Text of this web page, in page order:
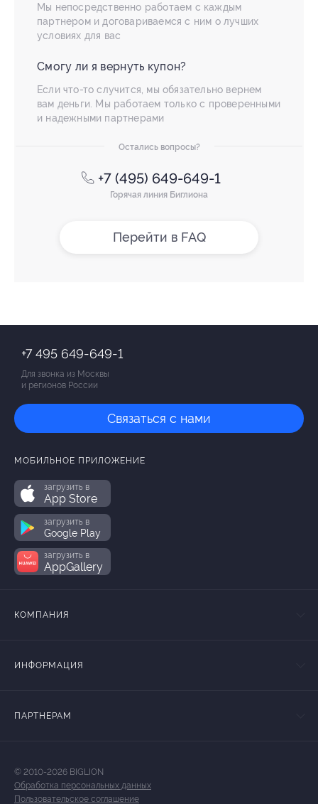
Мы непосредственно работаем с каждым
партнером и договариваемся с ним о лучших
условиях для вас
Смогу ли я вернуть купон?
Если что-то случится, мы обязательно вернем
вам деньги. Мы работаем только с проверенными
и надежными партнерами
Остались вопросы?
+7 (495) 649-649-1
Горячая линия Биглиона
Перейти в FAQ
+7 495 649-649-1
Для звонка из Москвы
и регионов России
Связаться с нами
МОБИЛЬНОЕ ПРИЛОЖЕНИЕ
загрузить в
App Store
загрузить в
Google Play
загрузить в
AppGallery
КОМПАНИЯ
ИНФОРМАЦИЯ
ПАРТНЕРАМ
© 2010-2026 BIGLION
Обработка персональных данных
Пользовательское соглашение